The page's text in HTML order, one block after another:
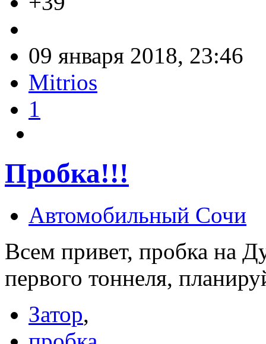
09 января 2018, 23:46
Mitrios
1
Пробка!!!
Автомобильный Сочи
Всем привет, пробка на
первого тоннеля,
Затор,